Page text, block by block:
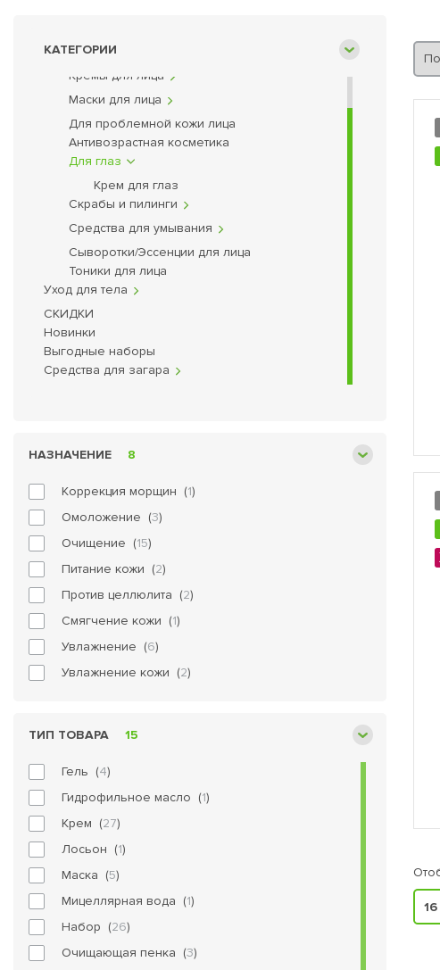
Миссия ICON SKIN – создавать
КАТЕГОРИИ
Уход для лица
Кремы для лица
Маски для лица
Для проблемной кожи лица
Антивозрастная косметика
Для глаз
Крем для глаз
Скрабы и пилинги
Средства для умывания
Сыворотки/Эссенции для лица
Тоники для лица
Уход для тела
СКИДКИ
Новинки
Выгодные наборы
Средства для загара
НАЗНАЧЕНИЕ 8
Коррекция морщин (1)
Омоложение (3)
Очищение (15)
Питание кожи (2)
Против целлюлита (2)
Смягчение кожи (1)
Увлажнение (6)
Увлажнение кожи (2)
ТИП ТОВАРА 15
Гель (4)
Гидрофильное масло (1)
Крем (27)
Лосьон (1)
Маска (5)
Мицеллярная вода (1)
Набор (26)
Очищающая пенка (3)
16